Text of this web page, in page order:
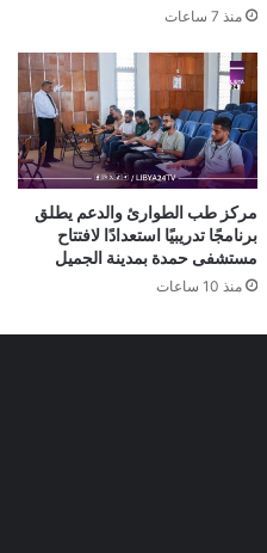
منذ 7 ساعات
مركز طب الطوارئ والدعم يطلق
برنامجًا تدريبيًا استعدادًا لافتتاح
مستشفى حمدة بمدينة الجميل
منذ 10 ساعات